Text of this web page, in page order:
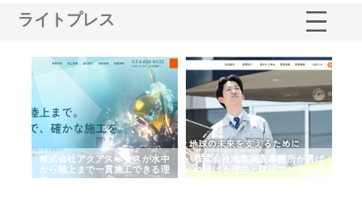
ライトプレス
株式会社アクアスペースが水中
から陸上まで一貫施工できる理
由
株式会社地盤調査事務所が選ば
れ続ける理由と建設コンサルの
強み